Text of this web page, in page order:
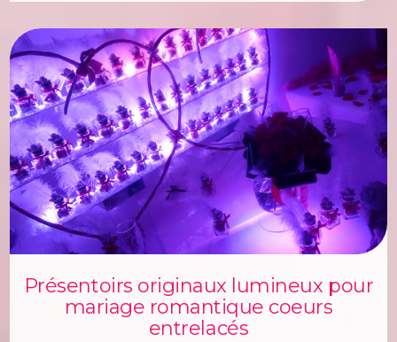
Présentoirs originaux lumineux pour
mariage romantique coeurs
entrelacés